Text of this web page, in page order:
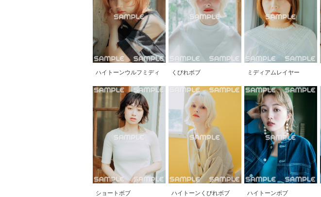
ハイトーンウルフミディ くびれボブ ミディアムレイヤー
ショートボブ ハイトーンくびれボブ ハイトーンボブ